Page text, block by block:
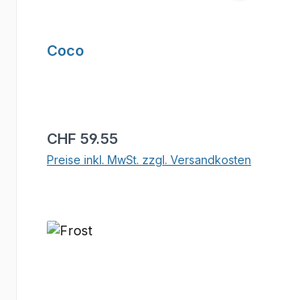
Coco
Regulärer Preis:
CHF 59.55
Preise inkl. MwSt. zzgl. Versandkosten